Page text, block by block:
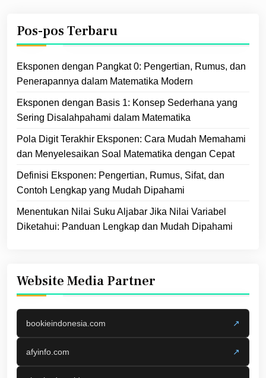
Pos-pos Terbaru
Eksponen dengan Pangkat 0: Pengertian, Rumus, dan
Penerapannya dalam Matematika Modern
Eksponen dengan Basis 1: Konsep Sederhana yang
Sering Disalahpahami dalam Matematika
Pola Digit Terakhir Eksponen: Cara Mudah Memahami
dan Menyelesaikan Soal Matematika dengan Cepat
Definisi Eksponen: Pengertian, Rumus, Sifat, dan
Contoh Lengkap yang Mudah Dipahami
Menentukan Nilai Suku Aljabar Jika Nilai Variabel
Diketahui: Panduan Lengkap dan Mudah Dipahami
Website Media Partner
bookieindonesia.com ↗
afyinfo.com ↗